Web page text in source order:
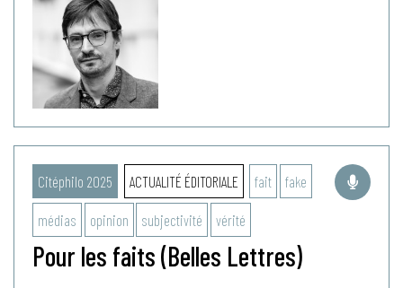
Citéphilo 2025 ACTUALITÉ ÉDITORIALE fait fake
médias opinion subjectivité vérité
Pour les faits (Belles Lettres)